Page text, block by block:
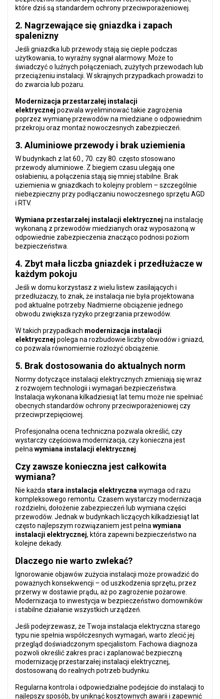
które dziś są standardem ochrony przeciwporażeniowej.
2. Nagrzewające się gniazdka i zapach
spalenizny
Jeśli gniazdka lub przewody stają się ciepłe podczas
użytkowania, to wyraźny sygnał alarmowy. Może to
świadczyć o luźnych połączeniach, zużytych przewodach lub
przeciążeniu instalacji. W skrajnych przypadkach prowadzi to
do zwarcia lub pożaru.
Modernizacja przestarzałej instalacji
elektrycznej pozwala wyeliminować takie zagrożenia
poprzez wymianę przewodów na miedziane o odpowiednim
przekroju oraz montaż nowoczesnych zabezpieczeń.
3. Aluminiowe przewody i brak uziemienia
W budynkach z lat 60., 70. czy 80. często stosowano
przewody aluminiowe. Z biegiem czasu ulegają one
osłabieniu, a połączenia stają się mniej stabilne. Brak
uziemienia w gniazdkach to kolejny problem – szczególnie
niebezpieczny przy podłączaniu nowoczesnego sprzętu AGD
i RTV.
Wymiana przestarzałej instalacji elektrycznej na instalację
wykonaną z przewodów miedzianych oraz wyposażoną w
odpowiednie zabezpieczenia znacząco podnosi poziom
bezpieczeństwa.
4. Zbyt mała liczba gniazdek i przedłużacze w
każdym pokoju
Jeśli w domu korzystasz z wielu listew zasilających i
przedłużaczy, to znak, że instalacja nie była projektowana
pod aktualne potrzeby. Nadmierne obciążenie jednego
obwodu zwiększa ryzyko przegrzania przewodów.
W takich przypadkach modernizacja instalacji
elektrycznej polega na rozbudowie liczby obwodów i gniazd,
co pozwala równomiernie rozłożyć obciążenie.
5. Brak dostosowania do aktualnych norm
Normy dotyczące instalacji elektrycznych zmieniają się wraz
z rozwojem technologii i wymagań bezpieczeństwa.
Instalacja wykonana kilkadziesiąt lat temu może nie spełniać
obecnych standardów ochrony przeciwporażeniowej czy
przeciwprzepięciowej.
Profesjonalna ocena techniczna pozwala określić, czy
wystarczy częściowa modernizacja, czy konieczna jest
pełnawymiana instalacji elektrycznej.
Czy zawsze konieczna jest całkowita
wymiana?
Nie każda stara instalacja elektrycznawymaga od razu
kompleksowego remontu. Czasem wystarczy modernizacja
rozdzielni, dołożenie zabezpieczeń lub wymiana części
przewodów. Jednak w budynkach liczących kilkadziesiąt lat
często najlepszym rozwiązaniem jest pełnawymiana
instalacji elektrycznej, która zapewni bezpieczeństwo na
kolejne dekady.
Dlaczego nie warto zwlekać?
Ignorowanie objawów zużycia instalacji może prowadzić do
poważnych konsekwencji – od uszkodzenia sprzętu, przez
przerwy w dostawie prądu, aż po zagrożenie pożarowe.
Modernizacja to inwestycja w bezpieczeństwo domowników
i stabilne działanie wszystkich urządzeń.
Jeśli podejrzewasz, że Twoja instalacja elektryczna starego
typu nie spełnia współczesnych wymagań, warto zlecić jej
przegląd doświadczonym specjalistom. Fachowa diagnoza
pozwoli określić zakres prac i zaplanować bezpieczną
modernizację przestarzałej instalacji elektrycznej,
dostosowaną do realnych potrzeb budynku.
Regularna kontrola i odpowiedzialne podejście do instalacji to
najlepszy sposób, by uniknąć kosztownych awarii i zapewnić